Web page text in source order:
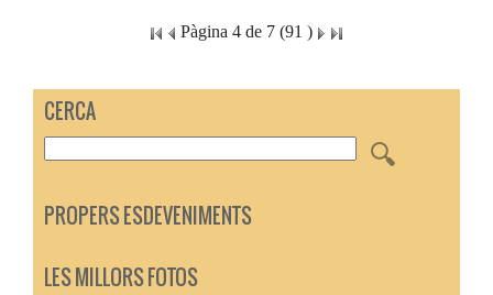
Pàgina 4 de 7 (91 )
CERCA
PROPERS ESDEVENIMENTS
LES MILLORS FOTOS